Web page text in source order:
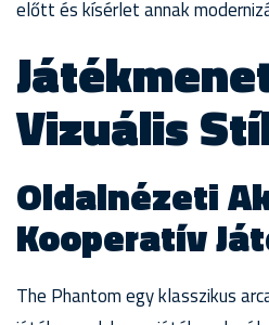
előtt és kísérlet annak
Vizuális
Oldalnézeti
Kooperatív
The Phantom egy klasszikus